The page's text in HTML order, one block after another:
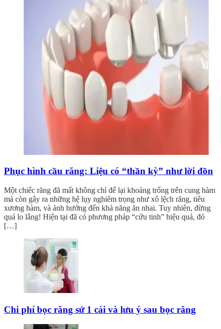
Phục hình cầu răng: Liệu có “thần kỳ” như lời đồn
Một chiếc răng đã mất không chỉ để lại khoảng trống trên cung hàm
mà còn gây ra những hệ lụy nghiêm trọng như xô lệch răng, tiêu
xương hàm, và ảnh hưởng đến khả năng ăn nhai. Tuy nhiên, đừng
quá lo lắng! Hiện tại đã có phương pháp “cứu tinh” hiệu quả, đó
[…]
Chi phí bọc răng sứ 1 cái và lưu ý sau bọc răng